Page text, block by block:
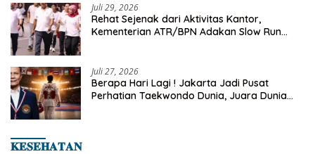
Juli 29, 2026
Rehat Sejenak dari Aktivitas Kantor,
Kementerian ATR/BPN Adakan Slow Run
Juli 27, 2026
Berapa Hari Lagi ! Jakarta Jadi Pusat
Perhatian Taekwondo Dunia, Juara Dunia
𝐊𝐄𝐒𝐄𝐇𝐀𝐓𝐀𝐍